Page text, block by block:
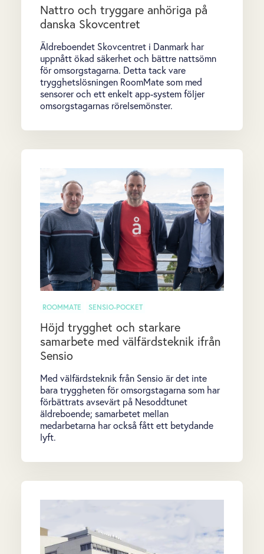
Nattro och tryggare anhöriga på
danska Skovcentret
Äldreboendet Skovcentret i Danmark har
uppnått ökad säkerhet och bättre nattsömn
för omsorgstagarna. Detta tack vare
trygghetslösningen RoomMate som med
sensorer och ett enkelt app-system följer
omsorgstagarnas rörelsemönster.
ROOMMATE SENSIO-POCKET
Höjd trygghet och starkare
samarbete med välfärdsteknik ifrån
Sensio
Med välfärdsteknik från Sensio är det inte
bara tryggheten för omsorgstagarna som har
förbättrats avsevärt på Nesoddtunet
äldreboende; samarbetet mellan
medarbetarna har också fått ett betydande
lyft.